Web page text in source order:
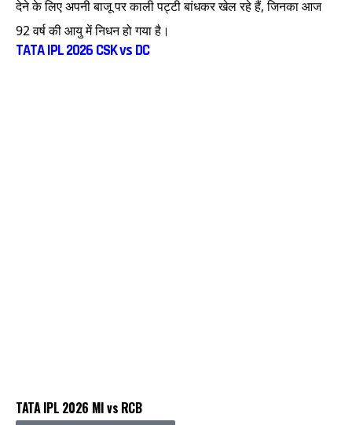
देने के लिए अपनी बाजू पर काली पट्टी बांधकर खेल रहे हैं, जिनका आज
92 वर्ष की आयु में निधन हो गया है।
TATA IPL 2026 CSK vs DC
TATA IPL 2026 MI vs RCB